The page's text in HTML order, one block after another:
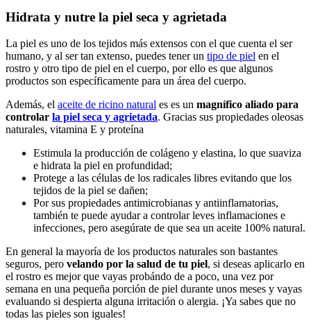
Hidrata y nutre la piel seca y agrietada
La piel es uno de los tejidos más extensos con el que cuenta el ser
humano, y al ser tan extenso, puedes tener un tipo de piel en el
rostro y otro tipo de piel en el cuerpo, por ello es que algunos
productos son específicamente para un área del cuerpo.
Además, el aceite de ricino natural es es un magnífico aliado para
controlar la piel seca y agrietada. Gracias sus propiedades oleosas
naturales, vitamina E y proteína
Estimula la producción de colágeno y elastina, lo que suaviza
e hidrata la piel en profundidad;
Protege a las células de los radicales libres evitando que los
tejidos de la piel se dañen;
Por sus propiedades antimicrobianas y antiinflamatorias,
también te puede ayudar a controlar leves inflamaciones e
infecciones, pero asegúrate de que sea un aceite 100% natural.
En general la mayoría de los productos naturales son bastantes
seguros, pero velando por la salud de tu piel, si deseas aplicarlo en
el rostro es mejor que vayas probándo de a poco, una vez por
semana en una pequeña porción de piel durante unos meses y vayas
evaluando si despierta alguna irritación o alergia. ¡Ya sabes que no
todas las pieles son iguales!